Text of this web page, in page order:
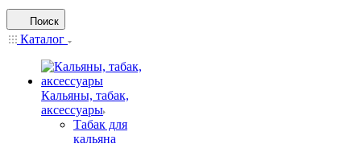
Поиск
Каталог
Кальяны, табак,
аксессуары
Табак для
кальяна